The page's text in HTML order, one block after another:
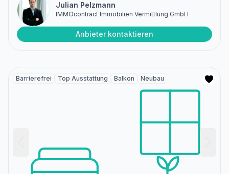
Julian Pelzmann
IMMOcontract Immobilien Vermittlung GmbH
Anbieter kontaktieren
Barrierefrei Top Ausstattung Balkon Neubau